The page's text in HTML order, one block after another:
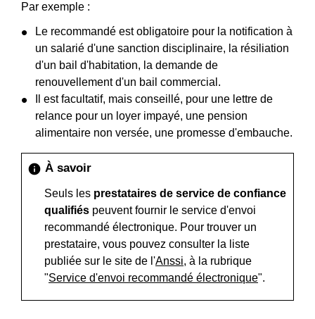
Par exemple :
Le recommandé est obligatoire pour la notification à
un salarié d'une sanction disciplinaire, la résiliation
d'un bail d'habitation, la demande de
renouvellement d'un bail commercial.
Il est facultatif, mais conseillé, pour une lettre de
relance pour un loyer impayé, une pension
alimentaire non versée, une promesse d'embauche.
info À savoir
Seuls les prestataires de service de confiance
qualifiés peuvent fournir le service d'envoi
recommandé électronique. Pour trouver un
prestataire, vous pouvez consulter la liste
publiée sur le site de l'Anssi, à la rubrique
"Service d'envoi recommandé électronique".